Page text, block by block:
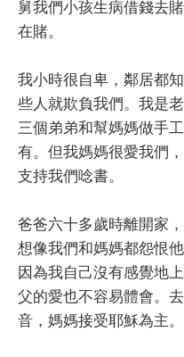
舅我們小孩生病借錢去
在賭。
我小時很自卑，鄰居都
些人就欺負我們。我是
三個弟弟和幫媽媽做手
有。但我媽媽很愛我們
支持我們唸書。
爸爸六十多歲時離開家
想像我們和媽媽都怨恨
因為我自己沒有感覺地
父的愛也不容易體會。
音，媽媽接受耶穌為主。